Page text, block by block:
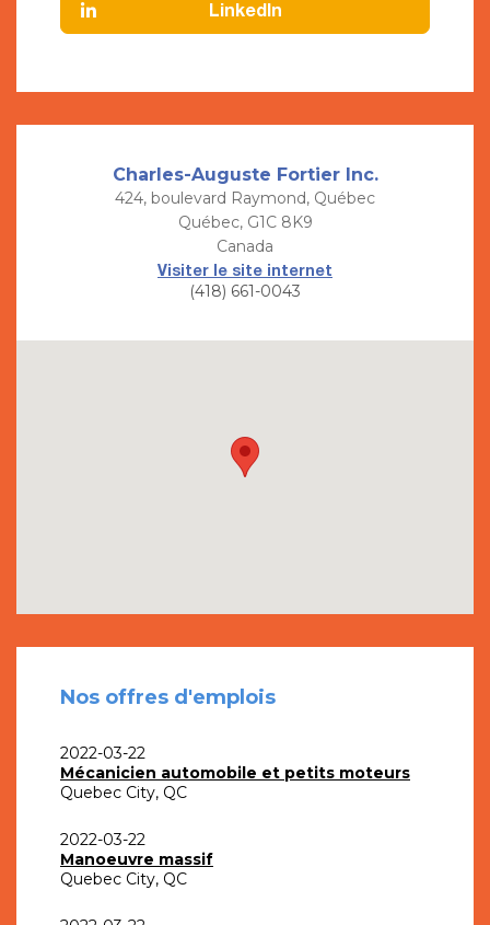
LinkedIn
Charles-Auguste Fortier Inc.
424, boulevard Raymond, Québec
Québec, G1C 8K9
Canada
Visiter le site internet
(418) 661-0043
Nos offres d'emplois
2022-03-22
Mécanicien automobile et petits moteurs
Quebec City, QC
2022-03-22
Manoeuvre massif
Quebec City, QC